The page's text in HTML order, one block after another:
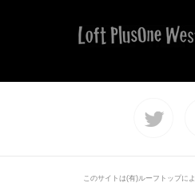
このサイトは(有)ルーフトップに